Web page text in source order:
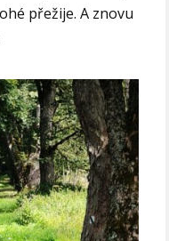
přežije. A znovu